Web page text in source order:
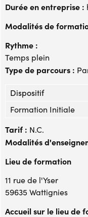
Durée en entreprise :
Modalités de
Rythme :
Temps plein
Type de parcours :
Dispositif
Formation Initiale
Tarif : N.C.
Modalités
Lieu de formation
11 rue de l'Yser
59635 Wattignies
Accueil sur le lieu de